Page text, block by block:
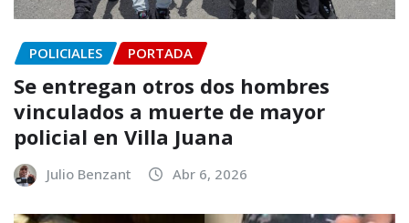
POLICIALES PORTADA
Se entregan otros dos hombres
vinculados a muerte de mayor
policial en Villa Juana
Julio Benzant Abr 6, 2026